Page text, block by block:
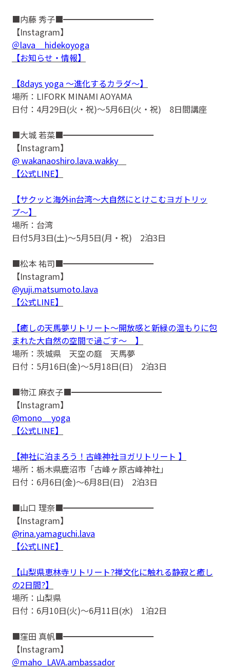
■内藤 秀子■━━━━━━━━━━━
【Instagram】
＠lava__hidekoyoga
【お知らせ・情報】
【8days yoga 〜進化するカラダ〜】
場所：LIFORK MINAMI AOYAMA
日付：4月29日(火・祝)〜5月6日(火・祝) 8日間講座
■大城 若菜■━━━━━━━━━━━
【Instagram】
@ wakanaoshiro.lava.wakky
【公式LINE】
【サクッと海外in台湾〜大自然にとけこむヨガトリッ
プ〜】
場所：台湾
日付5月3日(土)〜5月5日(月・祝) 2泊3日
■松本 祐司■━━━━━━━━━━━
【Instagram】
@yuji.matsumoto.lava
【公式LINE】
【癒しの天馬夢リトリート〜開放感と新緑の温もりに包
まれた大自然の空間で過ごす〜 】
場所：茨城県 天空の庭 天馬夢
日付：5月16日(金)〜5月18日(日) 2泊3日
■物江 麻衣子■━━━━━━━━━━━
【Instagram】
@mono__yoga
【公式LINE】
【神社に泊まろう！古峰神社ヨガリトリート 】
場所：栃木県鹿沼市「古峰ヶ原古峰神社」
日付：6月6日(金)〜6月8日(日) 2泊3日
■山口 理奈■━━━━━━━━━━━
【Instagram】
@rina.yamaguchi.lava
【公式LINE】
【山梨県恵林寺リトリート?禅文化に触れる静寂と癒し
の2日間?】
場所：山梨県
日付：6月10日(火)〜6月11日(水) 1泊2日
■窪田 真帆■━━━━━━━━━━━
【Instagram】
＠maho_LAVA.ambassador